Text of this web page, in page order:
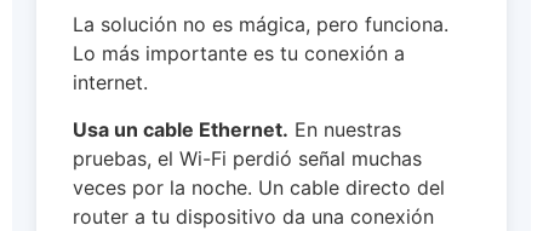
La solución no es mágica, pero funciona.
Lo más importante es tu conexión a
internet.
Usa un cable Ethernet. En nuestras
pruebas, el Wi-Fi perdió señal muchas
veces por la noche. Un cable directo del
router a tu dispositivo da una conexión